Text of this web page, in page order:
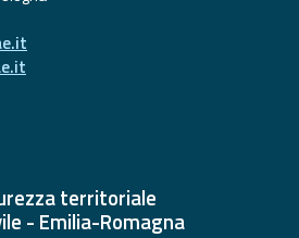
territoriale
- Emilia-Romagna